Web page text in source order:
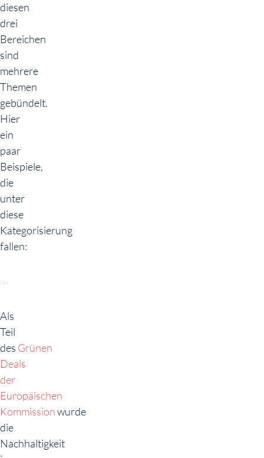
diesen
drei
Bereichen
sind
mehrere
Themen
gebündelt.
Hier
ein
paar
Beispiele,
die
unter
diese
Kategorisierung
fallen:
Als
Teil
des Grünen
Deals
der
Europäischen
Kommissionwurde
die
Nachhaltigkeit